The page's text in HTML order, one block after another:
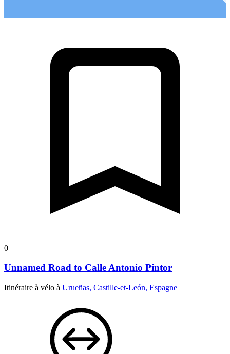
0
Unnamed Road to Calle Antonio Pintor
Itinéraire à vélo à Urueñas, Castille-et-León, Espagne